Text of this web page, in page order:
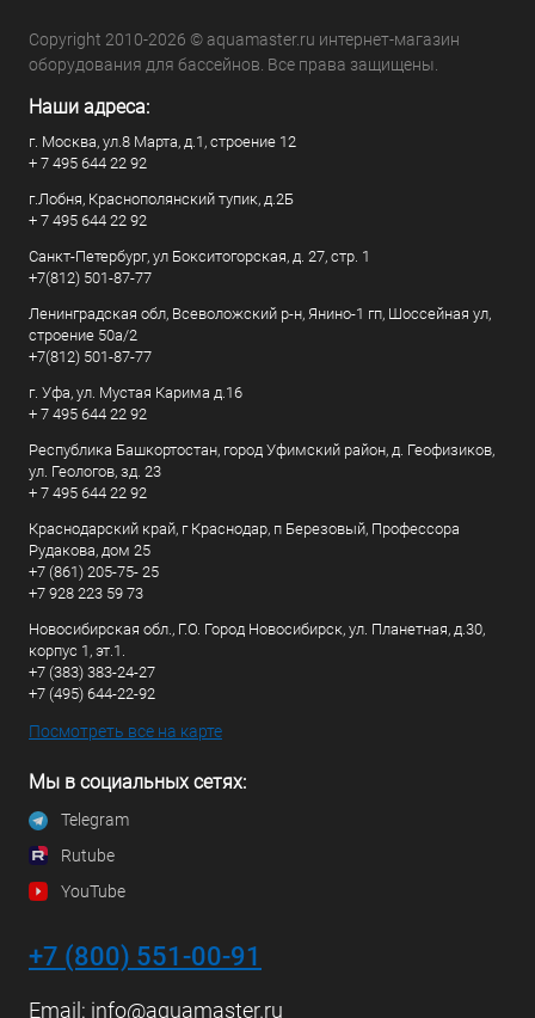
Copyright 2010-2026 © aquamaster.ru интернет-магазин
оборудования для бассейнов. Все права защищены.
Наши адреса:
г. Москва, ул.8 Марта, д.1, строение 12
+ 7 495 644 22 92
г.Лобня, Краснополянский тупик, д.2Б
+ 7 495 644 22 92
Санкт-Петербург, ул Бокситогорская, д. 27, стр. 1
+7(812) 501-87-77
Ленинградская обл, Всеволожский р-н, Янино-1 гп, Шоссейная ул,
строение 50а/2
+7(812) 501-87-77
г. Уфа, ул. Мустая Карима д.16
+ 7 495 644 22 92
Республика Башкортостан, город Уфимский район, д. Геофизиков,
ул. Геологов, зд. 23
+ 7 495 644 22 92
Краснодарский край, г Краснодар, п Березовый, Профессора
Рудакова, дом 25
+7 (861) 205-75- 25
+7 928 223 59 73
Новосибирская обл., Г.О. Город Новосибирск, ул. Планетная, д.30,
корпус 1, эт.1.
+7 (383) 383-24-27
+7 (495) 644-22-92
Посмотреть все на карте
Мы в социальных сетях:
Telegram
Rutube
YouTube
+7 (800) 551-00-91
Email: info@aquamaster.ru